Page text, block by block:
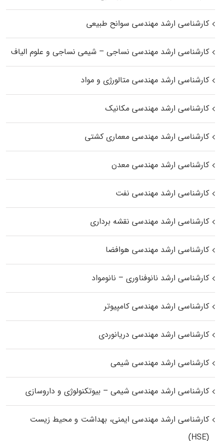
کارشناسی ارشد مهندسی سوانح طبیعی
کارشناسی ارشد مهندسی نساجی – شیمی نساجی و علوم الیاف
کارشناسی ارشد مهندسی متالورژی و مواد
کارشناسی ارشد مهندسی مکانیک
کارشناسی ارشد مهندسی معماری کشتی
کارشناسی ارشد مهندسی معدن
کارشناسی ارشد مهندسی نفت
کارشناسی ارشد مهندسی نقشه برداری
کارشناسی ارشد مهندسی هوافضا
کارشناسی ارشد نانوفناوری – نانومواد
کارشناسی ارشد مهندسی کامپیوتر
کارشناسی ارشد مهندسی دریانوردی
کارشناسی ارشد مهندسی شیمی
کارشناسی ارشد مهندسی شیمی – بیوتکنولوژی و داروسازی
کارشناسی ارشد مهندسی ایمنی، بهداشت و محیط زیست
(HSE)